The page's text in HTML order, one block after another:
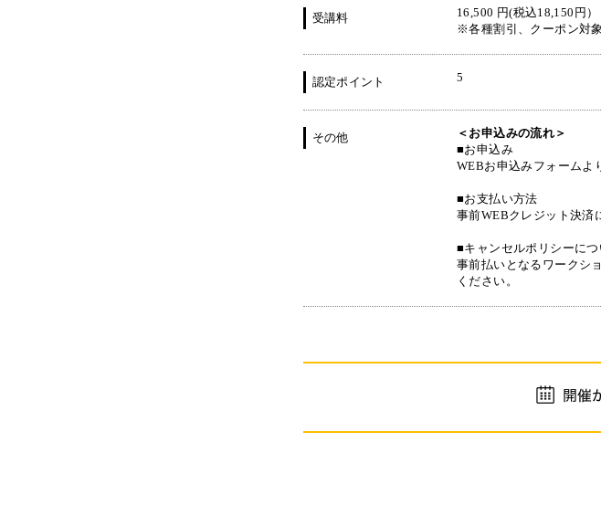
受講料
16,500 円(税込18,150円）
※各種割引、クーポン対
認定ポイント 5
その他
＜お申込みの流れ＞
■お申込み
WEBお申込みフォームよ
■お支払い方法
事前WEBクレジット決済
■キャンセルポリシーにつ
事前払いとなるワークシ
ください。